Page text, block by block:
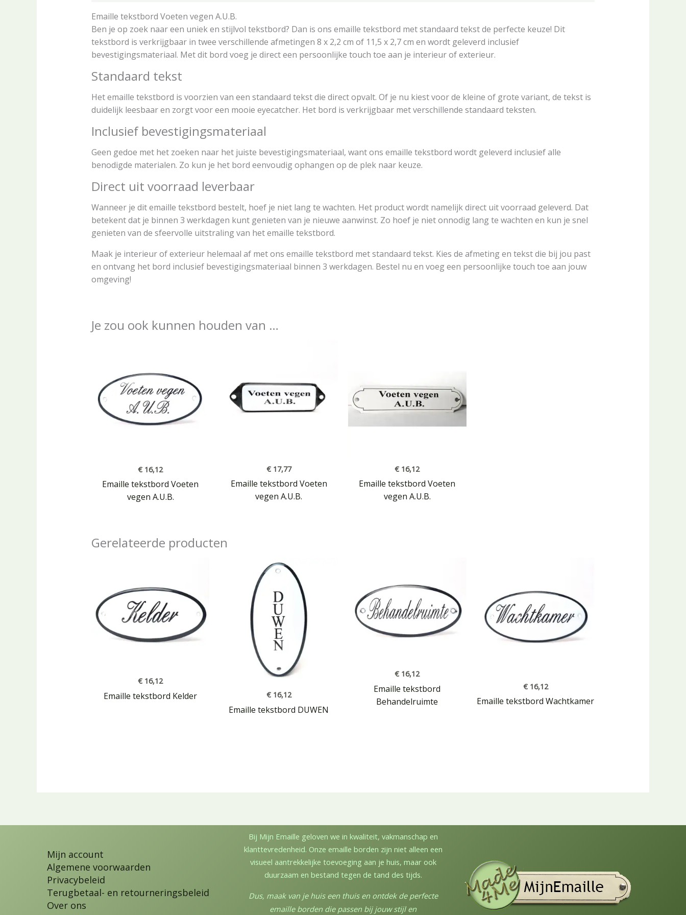
Emaille tekstbord Voeten vegen A.U.B.
Ben je op zoek naar een uniek en stijlvol tekstbord? Dan is ons emaille tekstbord met standaard tekst de perfecte keuze! Dit
tekstbord is verkrijgbaar in twee verschillende afmetingen 8 x 2,2 cm of 11,5 x 2,7 cm en wordt geleverd inclusief
bevestigingsmateriaal. Met dit bord voeg je direct een persoonlijke touch toe aan je interieur of exterieur.
Standaard tekst
Het emaille tekstbord is voorzien van een standaard tekst die direct opvalt. Of je nu kiest voor de kleine of grote variant, de tekst is
duidelijk leesbaar en zorgt voor een mooie eyecatcher. Het bord is verkrijgbaar met verschillende standaard teksten.
Inclusief bevestigingsmateriaal
Geen gedoe met het zoeken naar het juiste bevestigingsmateriaal, want ons emaille tekstbord wordt geleverd inclusief alle
benodigde materialen. Zo kun je het bord eenvoudig ophangen op de plek naar keuze.
Direct uit voorraad leverbaar
Wanneer je dit emaille tekstbord bestelt, hoef je niet lang te wachten. Het product wordt namelijk direct uit voorraad geleverd. Dat
betekent dat je binnen 3 werkdagen kunt genieten van je nieuwe aanwinst. Zo hoef je niet onnodig lang te wachten en kun je snel
genieten van de sfeervolle uitstraling van het emaille tekstbord.
Maak je interieur of exterieur helemaal af met ons emaille tekstbord met standaard tekst. Kies de afmeting en tekst die bij jou past
en ontvang het bord inclusief bevestigingsmateriaal binnen 3 werkdagen. Bestel nu en voeg een persoonlijke touch toe aan jouw
omgeving!
Je zou ook kunnen houden van …
€ 16,12
Emaille tekstbord Voeten
vegen A.U.B.
€17,77
Emaille tekstbord Voeten
vegen A.U.B.
€ 16,12
Emaille tekstbord Voeten
vegen A.U.B.
Gerelateerde producten
€ 16,12
Emaille tekstbord Kelder €16,12
Emaille tekstbord DUWEN
€ 16,12
Emaille tekstbord
Behandelruimte
€16,12
Emaille tekstbord Wachtkamer
Mijn account
Algemene voorwaarden
Privacybeleid
Terugbetaal- en retourneringsbeleid
Over ons
Bij Mijn Emaille geloven we in kwaliteit, vakmanschap en
klanttevredenheid. Onze emaille borden zijn niet alleen een
visueel aantrekkelijke toevoeging aan je huis, maar ook
duurzaam en bestand tegen de tand des tijds.
Dus, maak van je huis een thuis en ontdek de perfecte
emaille borden die passen bij jouw stijl en